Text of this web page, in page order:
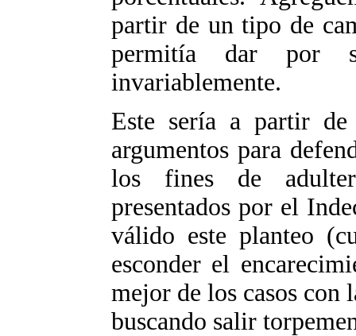
partir de un tipo de
permitía dar por
invariablemente.
Este sería a partir
argumentos para
los fines de
presentados por el
válido este planteo
esconder el
mejor de los casos con
buscando salir